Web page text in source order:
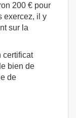
200 € pour
exercez, il y
sur la
certificat
bien de
de